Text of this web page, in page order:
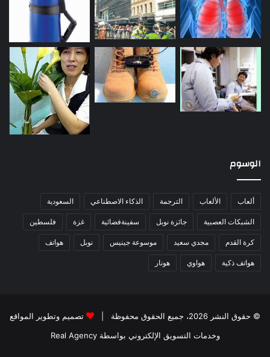
الوسوم
ألعاب الألعاب الترجمة الذكاء الاصطناعي السعودية
الشبكات العصبية جائزة نوبل سفينةفضائية غزة فلسطين
كرة القدم مجدي سعيد موسوعة جينيس نوبل هواتف
هواتف ذكية هواوي هونار
© حقوق النشر 2026، جميع الحقوق محفوظة |
تصميم وتطوير المواقع
وخدمات التسويق الإلكتروني بواسطة Real Agency